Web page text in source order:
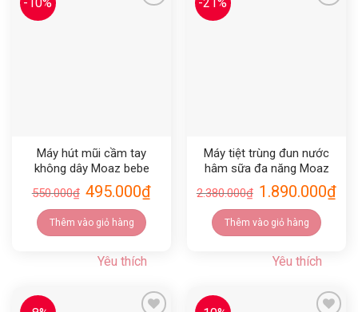
Máy hút mũi cầm tay
không dây Moaz bebe
MB095
550.000₫ 495.000₫
Thêm vào giỏ hàng
Yêu thích
Máy tiệt trùng đun nước
hâm sữa đa năng Moaz
bebe MB096
2.380.000₫ 1.890.000₫
Thêm vào giỏ hàng
Yêu thích